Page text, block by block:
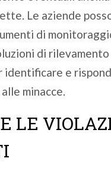
Le aziende
di
di
identificare e
minacce.
LE